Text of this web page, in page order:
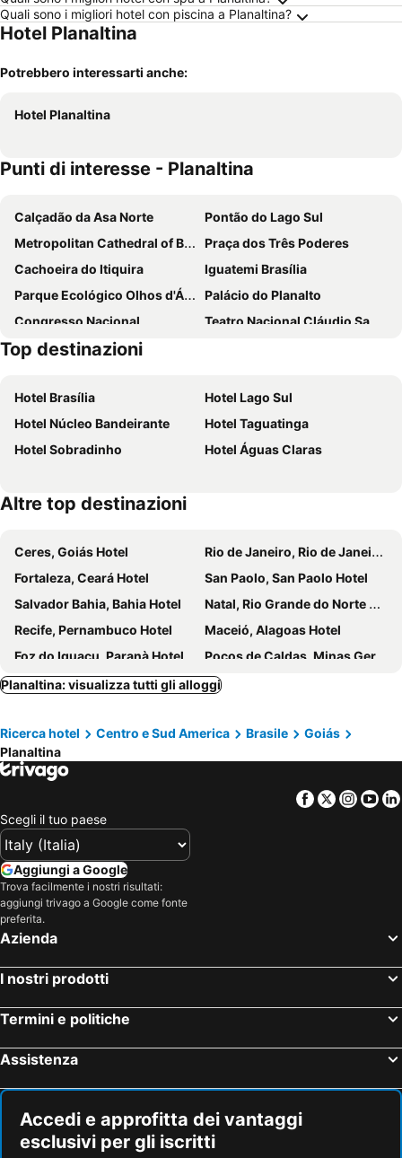
Quali sono i migliori hotel con piscina a Planaltina?
Hotel Planaltina
Potrebbero interessarti anche:
Hotel Planaltina
Punti di interesse - Planaltina
Calçadão da Asa Norte
Pontão do Lago Sul
Metropolitan Cathedral of Brasilia
Praça dos Três Poderes
Cachoeira do Itiquira
Iguatemi Brasília
Parque Ecológico Olhos d'Água
Palácio do Planalto
Congresso Nacional
Teatro Nacional Cláudio Santoro
Palácio Itamaraty
Casa Cor Brasilia
Parque Nacional de Brasília - Água Mineral
XVI Congresso Brasileiro de Clubes Melhor Idade - ABCMIDF
Fórum de Turismo de Negócios (FTN)
Top destinazioni
Hotel Brasília
Hotel Lago Sul
Hotel Núcleo Bandeirante
Hotel Taguatinga
Hotel Sobradinho
Hotel Águas Claras
Altre top destinazioni
Ceres, Goiás Hotel
Rio de Janeiro, Rio de Janeiro Hotel
Fortaleza, Ceará Hotel
San Paolo, San Paolo Hotel
Salvador Bahia, Bahia Hotel
Natal, Rio Grande do Norte Hotel
Recife, Pernambuco Hotel
Maceió, Alagoas Hotel
Foz do Iguaçu, Paranà Hotel
Poços de Caldas, Minas Gerais Hotel
Planaltina: visualizza tutti gli alloggi
Ricerca hotel Centro e Sud America Brasile
Goiás
Planaltina
Facebook
Twitter
Scegli il tuo paese
Aggiungi a Google
Trova facilmente i nostri risultati:
aggiungi trivago a Google come fonte
preferita.
Azienda
I nostri prodotti
Termini e politiche
Assistenza
Accedi e approfitta dei vantaggi
esclusivi per gli iscritti